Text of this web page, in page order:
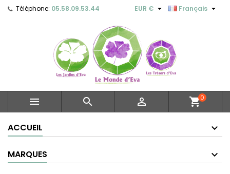
Téléphone: 05.58.09.53.44 Français 
EUR € 
   shopping_cart0
ACCUEIL
MARQUES